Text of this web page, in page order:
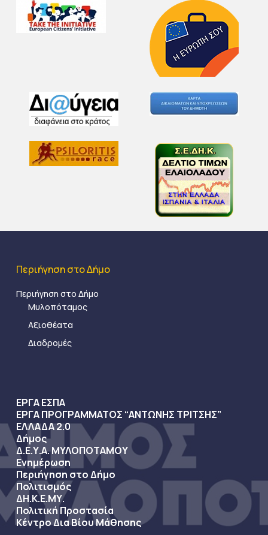
Περιήγηση στο Δήμο
Περιήγηση στο Δήμο
Μυλοπόταμος
Αξιοθέατα
Διαδρομές
ΕΡΓΑ ΕΣΠΑ
ΕΡΓΑ ΠΡΟΓΡΑΜΜΑΤΟΣ “ΑΝΤΩΝΗΣ ΤΡΙΤΣΗΣ”
ΕΛΛΑΔΑ 2.0
Δήμος
Δ.Ε.Υ.Α. ΜΥΛΟΠΟΤΑΜΟΥ
Ενημέρωση
Περιήγηση στο Δήμο
Πολιτισμός
ΔΗ.Κ.Ε.ΜΥ.
Πολιτική Προστασία
Κέντρο Δια Βίου Μάθησης